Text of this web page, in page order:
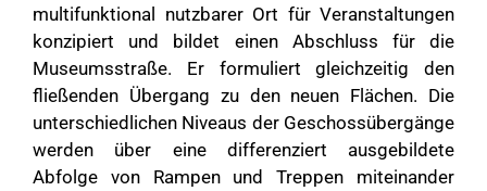
multifunktional nutzbarer Ort für Veranstaltungen
konzipiert und bildet einen Abschluss für die
Museumsstraße. Er formuliert gleichzeitig den
fließenden Übergang zu den neuen Flächen. Die
unterschiedlichen Niveaus der Geschossübergänge
werden über eine differenziert ausgebildete
Abfolge von Rampen und Treppen miteinander